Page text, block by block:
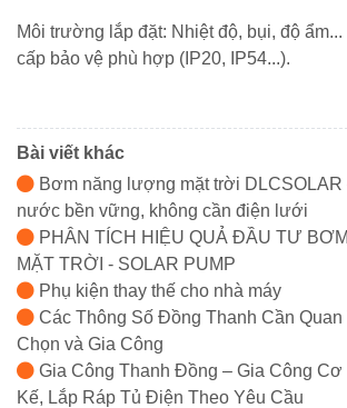
Môi trường lắp đặt: Nhiệt độ, bụi, độ
cấp bảo vệ phù hợp (IP20, IP54...).
Bài viết khác
Bơm năng lượng mặt trời DLCSOLAR
nước bền vững, không cần điện lưới
PHÂN TÍCH HIỆU QUẢ ĐẦU TƯ
MẶT TRỜI - SOLAR PUMP
Phụ kiện thay thế cho nhà máy
Các Thông Số Đồng Thanh Cần
Chọn và Gia Công
Gia Công Thanh Đồng – Gia Công
Kế, Lắp Ráp Tủ Điện Theo Yêu Cầu